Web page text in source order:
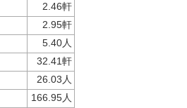
2.46軒
2.95軒
5.40人
32.41軒
26.03人
166.95人